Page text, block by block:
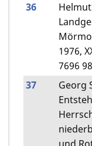
36
1976,
7696
37
Georg